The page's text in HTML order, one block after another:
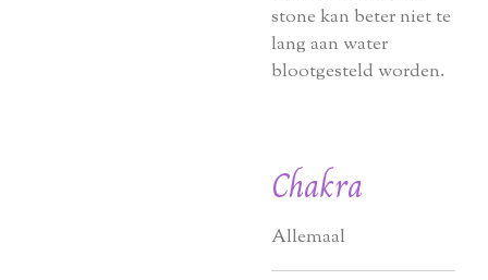
stone kan beter niet te
lang aan water
blootgesteld worden.
Chakra
Allemaal